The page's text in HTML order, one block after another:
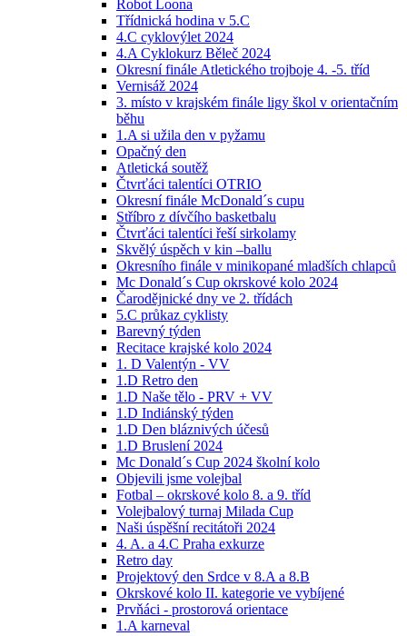
Robot Loona
Třídnická hodina v 5.C
4.C cyklovýlet 2024
4.A Cyklokurz Běleč 2024
Okresní finále Atletického trojboje 4. -5. tříd
Vernisáž 2024
3. místo v krajském finále ligy škol v orientačním
běhu
1.A si užila den v pyžamu
Opačný den
Atletická soutěž
Čtvrťáci talentíci OTRIO
Okresní finále McDonald´s cupu
Stříbro z dívčího basketbalu
Čtvrťáci talentíci řeší sirkolamy
Skvělý úspěch v kin –ballu
Okresního finále v minikopané mladších chlapců
Mc Donald´s Cup okrskové kolo 2024
Čarodějnické dny ve 2. třídách
5.C průkaz cyklisty
Barevný týden
Recitace krajské kolo 2024
1. D Valentýn - VV
1.D Retro den
1.D Naše tělo - PRV + VV
1.D Indiánský týden
1.D Den bláznivých účesů
1.D Bruslení 2024
Mc Donald´s Cup 2024 školní kolo
Objevili jsme volejbal
Fotbal – okrskové kolo 8. a 9. tříd
Volejbalový turnaj Milada Cup
Naši úspěšní recitátoři 2024
4. A. a 4.C Praha exkurze
Retro day
Projektový den Srdce v 8.A a 8.B
Okrskové kolo II. kategorie ve vybíjené
Prvňáci - prostorová orientace
1.A karneval